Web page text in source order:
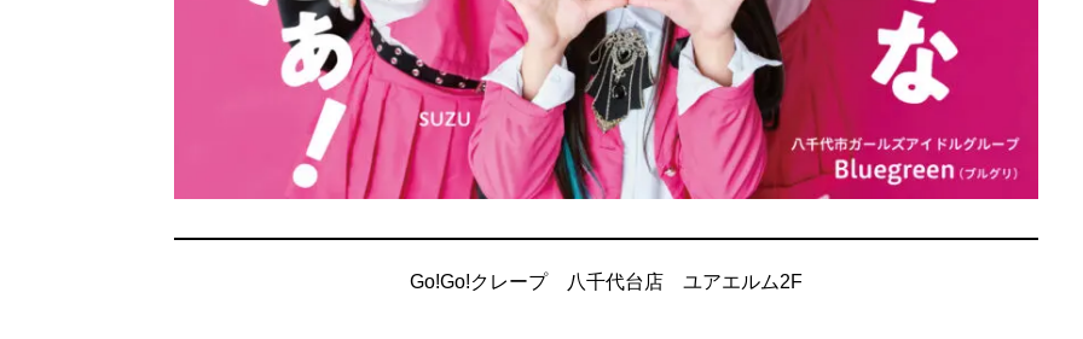
Go!Go!クレープ 八千代台店 ユアエルム2F